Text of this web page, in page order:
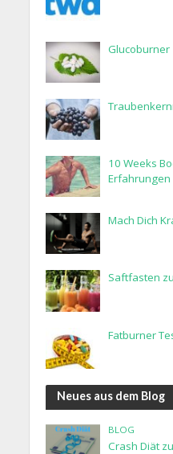
Glucoburner
10 Weeks
Erfahrungen
Mach Dich
Saftfasten
Fatburner
Neues aus dem Blog
BLOG
Crash Diät